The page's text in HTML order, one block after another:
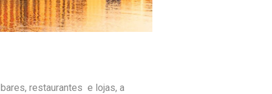
restaurantes e lojas, a